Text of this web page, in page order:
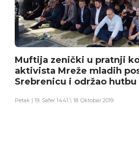
Muftija zenički u pratnji
aktivista Mreže mladih
Srebrenicu i održao
Petak | 19. Safer 1441 \ 18. Oktobar 2019